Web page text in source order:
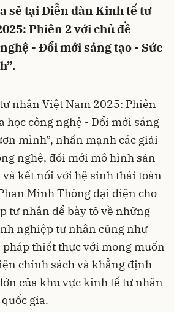
sẻ tại Diễn đàn Kinh tế tư
Phiên 2 với chủ đề
- Đổi mới sáng tạo - Sức
nhân Việt Nam 2025: Phiên
học công nghệ - Đổi mới sáng
mình”, nhấn mạnh các giải
nghệ, đổi mới mô hình sản
kết nối với hệ sinh thái toàn
Minh Thông đại diện cho
tư nhân để bày tỏ về những
nghiệp tư nhân cũng như
thiết thực với mong muốn
chính sách và khẳng định
của khu vực kinh tế tư nhân
gia.